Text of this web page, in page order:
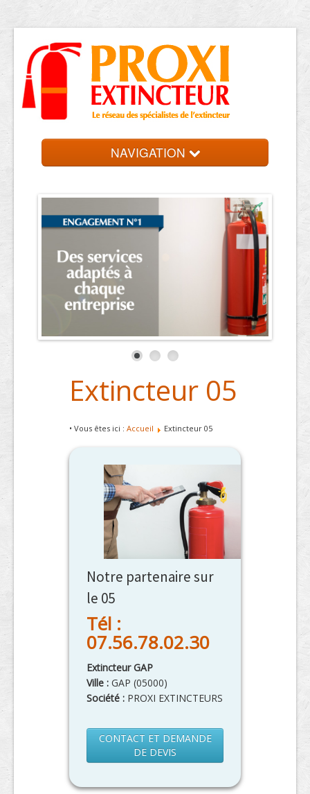
NAVIGATION
Extincteur 05
• Vous êtes ici : Accueil Extincteur 05
Notre partenaire sur
le 05
Tél :
07.56.78.02.30
Extincteur GAP
Ville : GAP (05000)
Société : PROXI EXTINCTEURS
CONTACT ET DEMANDE
DE DEVIS